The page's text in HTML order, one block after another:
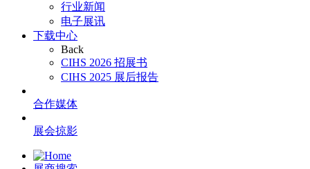
行业新闻
电子展讯
下载中心
Back
CIHS 2026 招展书
CIHS 2025 展后报告
合作媒体
展会掠影